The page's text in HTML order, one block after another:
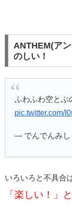
ANTHEM(ア
のしい！
ふわふわ空と
pic.twitter.com/
— でんでんみし
いろいろと不具合
「楽しい！」